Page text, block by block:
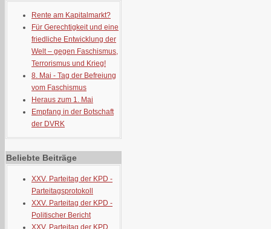
Rente am Kapitalmarkt?
Für Gerechtigkeit und eine
friedliche Entwicklung der
Welt – gegen Faschismus,
Terrorismus und Krieg!
8. Mai - Tag der Befreiung
vom Faschismus
Heraus zum 1. Mai
Empfang in der Botschaft
der DVRK
Beliebte Beiträge
XXV. Parteitag der KPD -
Parteitagsprotokoll
XXV. Parteitag der KPD -
Politischer Bericht
XXV. Parteitag der KPD